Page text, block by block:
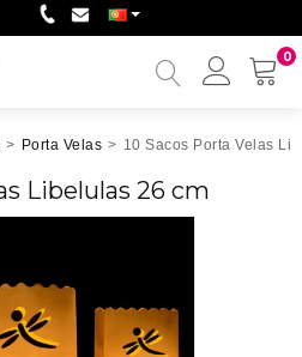
0
Minha
> Porta Velas > 10 Sacos Porta Velas
Libelulas 26 cm